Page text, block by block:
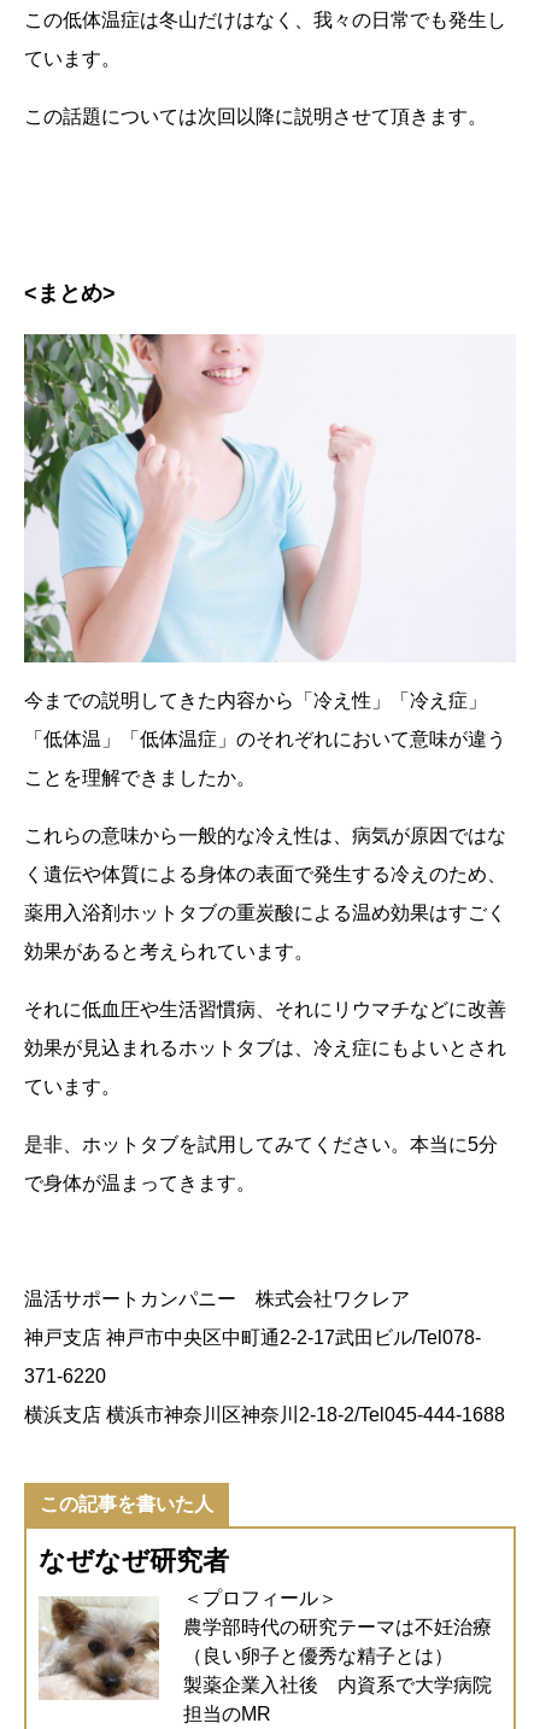
この低体温症は冬山だけはなく、我々の日常でも発生し
ています。
この話題については次回以降に説明させて頂きます。
<まとめ>
今までの説明してきた内容から「冷え性」「冷え症」
「低体温」「低体温症」のそれぞれにおいて意味が違う
ことを理解できましたか。
これらの意味から一般的な冷え性は、病気が原因ではな
く遺伝や体質による身体の表面で発生する冷えのため、
薬用入浴剤ホットタブの重炭酸による温め効果はすごく
効果があると考えられています。
それに低血圧や生活習慣病、それにリウマチなどに改善
効果が見込まれるホットタブは、冷え症にもよいとされ
ています。
是非、ホットタブを試用してみてください。本当に5分
で身体が温まってきます。
温活サポートカンパニー 株式会社ワクレア
神戸支店 神戸市中央区中町通2-2-17武田ビル/Tel078-
371-6220
横浜支店 横浜市神奈川区神奈川2-18-2/Tel045-444-1688
この記事を書いた人
なぜなぜ研究者
＜プロフィール＞
農学部時代の研究テーマは不妊治療
（良い卵子と優秀な精子とは）
製薬企業入社後 内資系で大学病院
担当のMR